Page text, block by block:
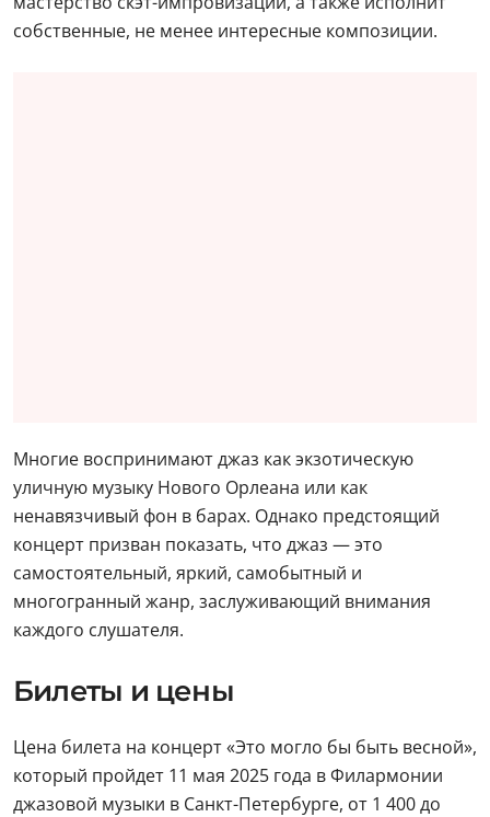
собственные, не менее интересные композиции.
Многие воспринимают джаз как экзотическую
уличную музыку Нового Орлеана или как
ненавязчивый фон в барах. Однако предстоящий
концерт призван показать, что джаз — это
самостоятельный, яркий, самобытный и
многогранный жанр, заслуживающий внимания
каждого слушателя.
Билеты и цены
Цена билета на концерт «Это могло бы быть весной»,
который пройдет 11 мая 2025 года в Филармонии
джазовой музыки в Санкт-Петербурге, от 1 400 до